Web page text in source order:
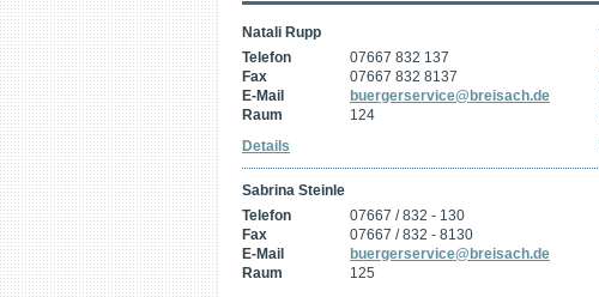
Natali Rupp
Telefon
07667 832 137
Fax
07667 832 8137
E-Mail
buergerservice@breisach.de
Raum
124
Details
Sabrina Steinle
Telefon
07667 / 832 - 130
Fax
07667 / 832 - 8130
E-Mail
buergerservice@breisach.de
Raum
125